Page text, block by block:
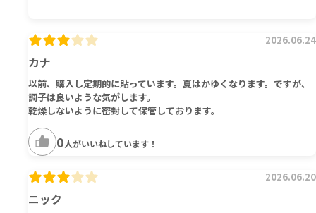
カナ
2026.06.24
以前、購入し定期的に貼っています。夏はかゆくなります。ですが、
調子は良いような気がします。
乾燥しないように密封して保管しております。
0人がいいねしています！
ニック
2026.06.20